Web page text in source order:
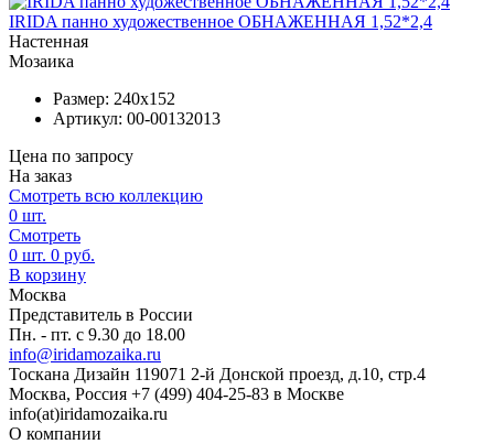
IRIDA панно художественное ОБНАЖЕННАЯ 1,52*2,4
Настенная
Мозаика
Размер: 240x152
Артикул: 00-00132013
Цена по запросу
На заказ
Смотреть всю коллекцию
0 шт.
Смотреть
0 шт. 0 руб.
В корзину
Москва
Представитель в России
Пн. - пт. с 9.30 до 18.00
info@iridamozaika.ru
Тоскана Дизайн 119071 2-й Донской проезд, д.10, стр.4
Москва, Россия +7 (499) 404-25-83 в Москве
info(at)iridamozaika.ru
О компании